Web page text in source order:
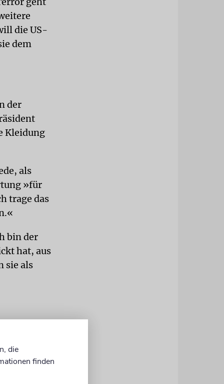
die US-
dem
der
Kleidung
als
»für
trage das
bin der
hat, aus
sie als
Geiseln
Frauen,
die
finden